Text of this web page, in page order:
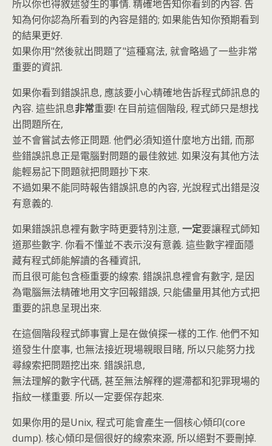
所以你也得敘述發生的事情. 精確地告知你看到的內容. 告
知為何你認為所看到的內容是錯的; 如果能告知你預期看到
的結果更好.
如果你用"然後就出問題了"這種寫法, 就會略過了一些非常
重要的資訊.
如果你看到錯誤訊息, 應該要小心精確地告訴程式師訊息的
內容. 這些訊息非常重要! 在目前這個階段, 程式師只是想找
出問題所在,
並不會嘗試去修正問題. 他們必須知道什麼地方出錯, 而那
些錯誤訊息正是電腦對問題的最佳敘述. 如果沒有其他方法
能輕易記下問題就把問題抄下來.
不過如果不能同時報告錯誤訊息的內容, 光說程式出錯是沒
有意義的.
如果錯誤訊息裡有數字時更要特別注意, 一定要讓程式師知
道那些數字. 你看不懂並不表示沒有意義. 這些數字裡面隱
藏有程式師能解讀的各種資訊,
而且很可能包含極重要的線索. 錯誤訊息裡會有數字, 是因
為電腦無法精確地用文字回報錯誤, 只能儘量用其他方式把
重要的訊息呈現出來.
在這個階段程式師事實上是在做偵探一樣的工作. 他們不知
道發生什麼事, 也無法接近現場親眼目睹, 所以只能努力找
尋線索把問題挖出來. 錯誤訊息,
無法理解的數字代碼, 甚至無法解釋的遲滯都和犯罪現場的
指紋一樣重要. 所以一定要保存起來.
如果你用的是Unix, 程式可能會產生一個核心傾印(core
dump). 核心傾印是個很好的線索來源, 所以絕對不要刪掉.